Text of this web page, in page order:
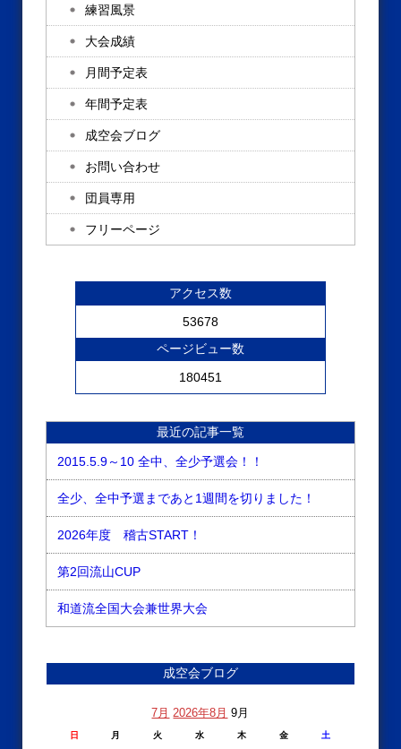
練習風景
大会成績
月間予定表
年間予定表
成空会ブログ
お問い合わせ
団員専用
フリーページ
アクセス数
53678
ページビュー数
180451
最近の記事一覧
2015.5.9～10 全中、全少予選会！！
全少、全中予選まであと1週間を切りました！
2026年度 稽古START！
第2回流山CUP
和道流全国大会兼世界大会
成空会ブログ
7月 2026年8月 9月
日 月 火 水 木 金 土